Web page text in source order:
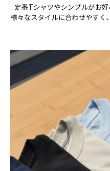
定番Tシャツやシンプルがお
様々なスタイルに合わせやすく